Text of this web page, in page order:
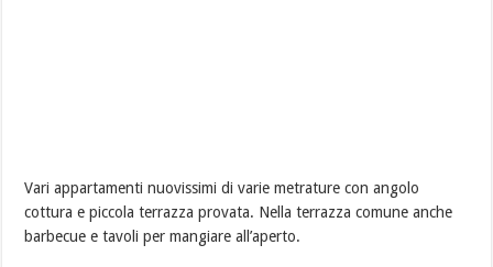
Vari appartamenti nuovissimi di varie metrature con angolo
cottura e piccola terrazza provata. Nella terrazza comune anche
barbecue e tavoli per mangiare all’aperto.